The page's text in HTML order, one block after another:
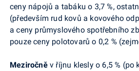
ceny nápojů a tabáku o 3,7 %,
(především rud kovů a kovového
a ceny průmyslového spotřebního
pouze ceny polotovarů o 0,2 %
Meziročněv říjnu klesly o 6,5 % (po